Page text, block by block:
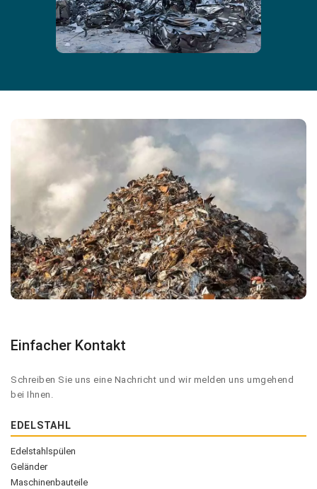
Einfacher Kontakt
Schreiben Sie uns eine Nachricht und wir melden uns umgehend
bei Ihnen.
EDELSTAHL
Edelstahlspülen
Geländer
Maschinenbauteile